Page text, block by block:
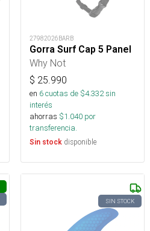
27982026BARB
Gorra Surf Cap 5 Panel
Why Not
$ 25.990
en 6cuotas de $4.332sin
interés
ahorras $1.040 por
transferencia.
Sin stock disponible
SIN STOCK